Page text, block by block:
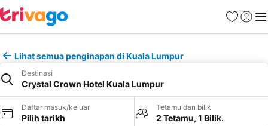
Kegemaran
Daftar
Lihat semua penginapan di Kuala Lumpur
Destinasi
Crystal Crown Hotel Kuala Lumpur
Daftar masuk/keluar
Pilih tarikh
Tetamu dan bilik
2 Tetamu, 1 Bilik.